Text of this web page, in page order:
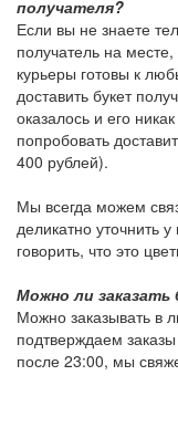
получателя?
Если вы не знаете
получатель на
курьеры готовы к
доставить букет
оказалось и его
попробовать
400 рублей).
Мы всегда можем
деликатно уточнить
говорить, что это
Можно ли заказать
Можно заказывать в
подтверждаем
после 23:00, мы